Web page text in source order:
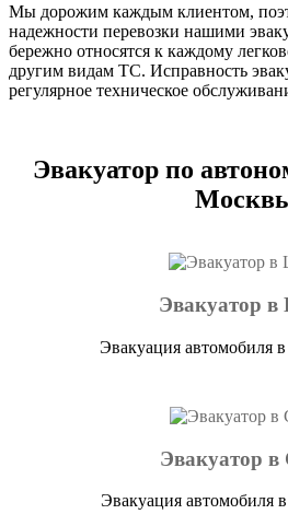
Мы дорожим каждым клиентом,
надежности перевозки нашими
бережно относятся к каждому
другим видам ТС. Исправность
регулярное техническое
Эвакуатор по
Эвакуатор
Эвакуация автомобиля
Эвакуатор
Эвакуация автомобиля